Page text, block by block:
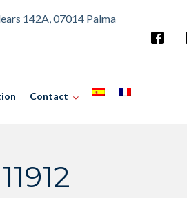
142A, 07014 Palma
Contact